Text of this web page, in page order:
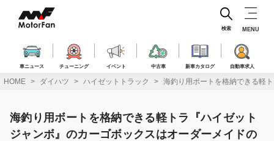
ス
車ニュース チューニング イベント 中古車 新車カタログ 自動車求人
検索 MENU
HOME ダイハツ ハイゼットトラック 海釣り用ボートを格納できる軽
海釣り用ボートを格納できる軽トラ『ハイゼット
ジャンボ』のカーゴボックスはオーダーメイドの